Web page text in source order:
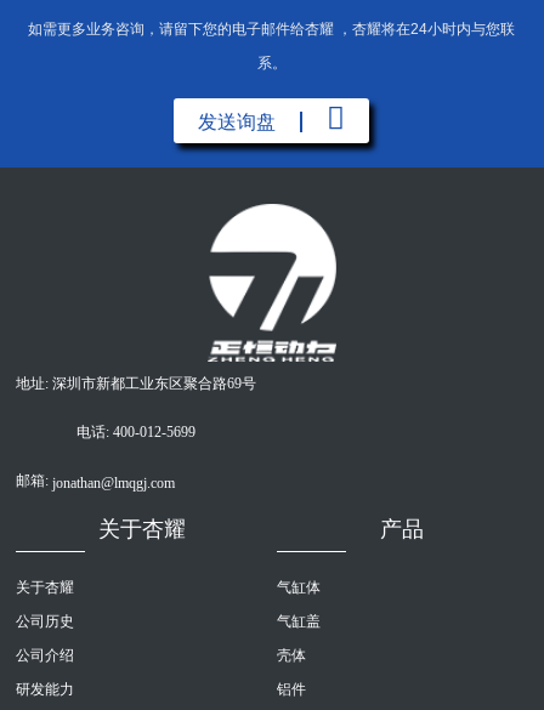
如需更多业务咨询，请留下您的电子邮件给杏耀 ，杏耀将在24小时内与您联
系。
发送询盘
地址: 深圳市新都工业东区聚合路69号
电话:400-012-5699
邮箱:jonathan@lmqgj.com
关于杏耀
关于杏耀
公司历史
公司介绍
研发能力
产品
气缸体
气缸盖
壳体
铝件